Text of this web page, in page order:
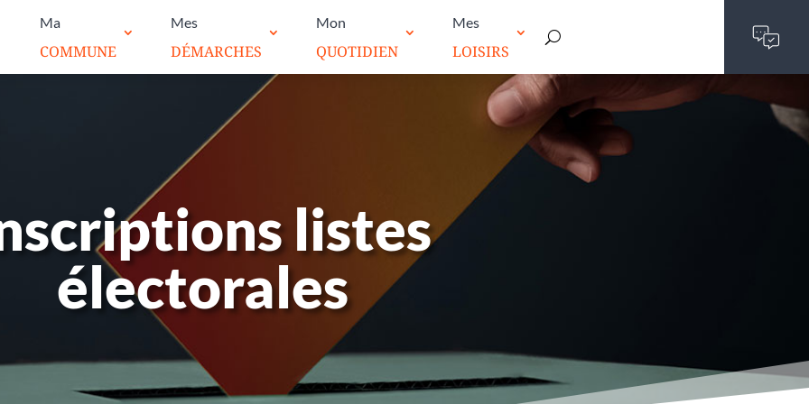
Ma
COMMUNE
Mes
DÉMARCHES
Mon
QUOTIDIEN
Mes
LOISIRS
listes
électorales